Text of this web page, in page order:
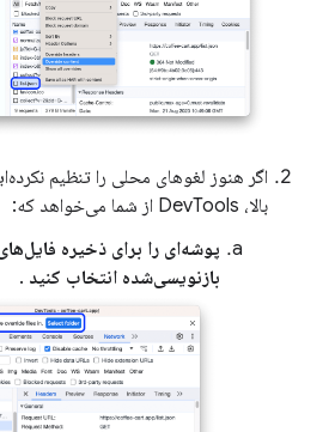
اگر هنوز لغوهای محلی را تنظیم
بالا، DevTools از شما می‌خواهد که:
پوشه‌ای را برای ذخیره
بازنویسی‌شده انتخاب کنید .